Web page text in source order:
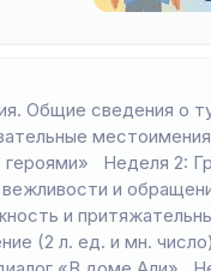
Общие сведения о
героями» Неделя 2:
и
и
(2 л. ед. и мн.